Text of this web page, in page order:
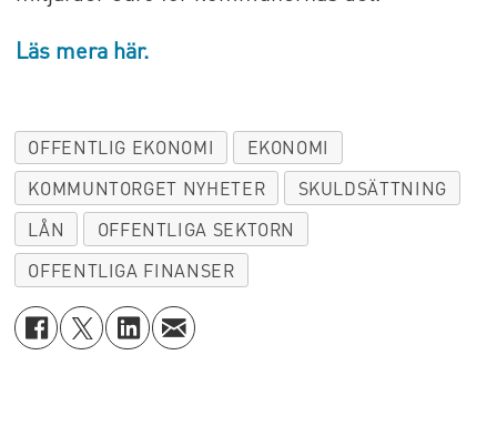
Läs mera här.
OFFENTLIG EKONOMI
EKONOMI
KOMMUNTORGET NYHETER
SKULDSÄTTNING
LÅN
OFFENTLIGA SEKTORN
OFFENTLIGA FINANSER